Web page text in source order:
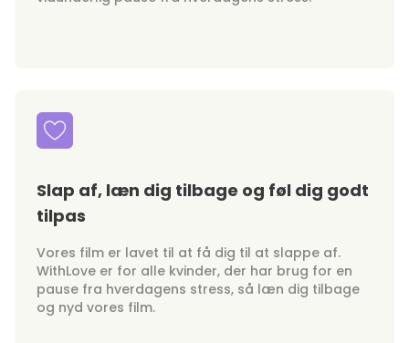
Slap af, læn dig tilbage og føl dig godt
tilpas
Vores film er lavet til at få dig til at slappe af.
WithLove er for alle kvinder, der har brug for en
pause fra hverdagens stress, så læn dig tilbage
og nyd vores film.